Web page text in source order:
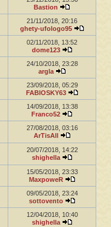
Bastion
21/11/2018, 20:16
ghety-ufologo95
02/11/2018, 13:52
dome123
24/10/2018, 23:28
argla
23/09/2018, 05:29
FABIOSKY63
14/09/2018, 13:38
Franco52
27/08/2018, 03:16
ArTisAll
20/07/2018, 14:22
shighella
15/05/2018, 23:33
MaxpoweR
09/05/2018, 23:24
sottovento
12/04/2018, 10:40
shighella